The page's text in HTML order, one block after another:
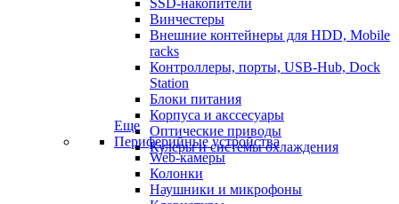
SSD-накопители
Винчестеры
Внешние контейнеры для HDD, Mobile
racks
Контроллеры, порты, USB-Hub, Dock
Station
Блоки питания
Корпуса и акссесуары
Оптические приводы
Кулеры и системы охлаждения
Еще
Периферийные устройства
Web-камеры
Колонки
Наушники и микрофоны